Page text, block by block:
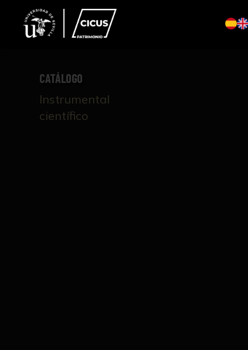
CATÁLOGO
Instrumental
científico